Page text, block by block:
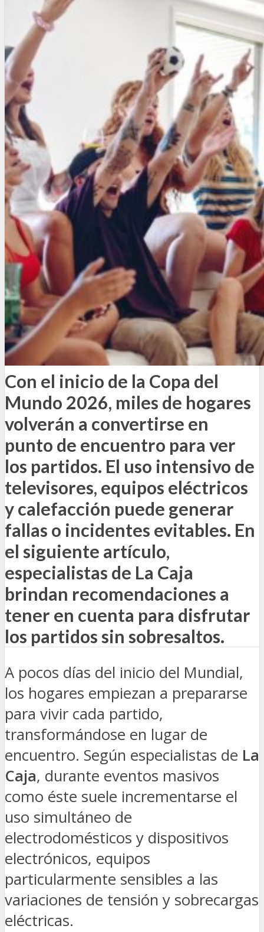
Con el inicio de la Copa del
Mundo 2026, miles de hogares
volverán a convertirse en
punto de encuentro para ver
los partidos. El uso intensivo de
televisores, equipos eléctricos
y calefacción puede generar
fallas o incidentes evitables. En
el siguiente artículo,
especialistas de La Caja
brindan recomendaciones a
tener en cuenta para disfrutar
los partidos sin sobresaltos.
A pocos días del inicio del Mundial,
los hogares empiezan a prepararse
para vivir cada partido,
transformándose en lugar de
encuentro. Según especialistas de La
Caja, durante eventos masivos
como éste suele incrementarse el
uso simultáneo de
electrodomésticos y dispositivos
electrónicos, equipos
particularmente sensibles a las
variaciones de tensión y sobrecargas
eléctricas.